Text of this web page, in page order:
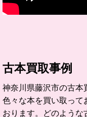
古本買取事例
神奈川県藤沢市の古本
色々な本を買い取って
おります。どのような